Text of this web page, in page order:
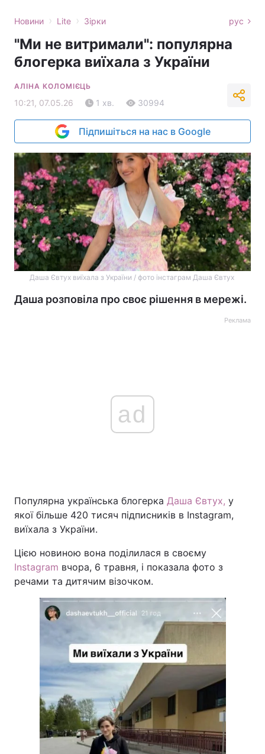
Новини › Lite › Зірки рус
"Ми не витримали": популярна
блогерка виїхала з України
АЛІНА КОЛОМІЄЦЬ
10:21, 07.05.26 1 хв. 30994
Підпишіться на нас в Google
Даша Євтух виїхала з України / фото інстаграм Даша Євтух
Даша розповіла про своє рішення в мережі.
Реклама
ad
Популярна українська блогерка Даша Євтух, у
якої більше 420 тисяч підписників в Instagram,
виїхала з України.
Цією новиною вона поділилася в своєму
Instagram вчора, 6 травня, і показала фото з
речами та дитячим візочком.